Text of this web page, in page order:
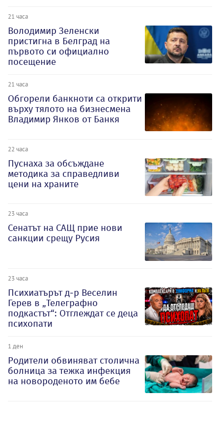
21 часа
Володимир Зеленски
пристигна в Белград на
първото си официално
посещение
21 часа
Обгорели банкноти са открити
върху тялото на бизнесмена
Владимир Янков от Банкя
22 часа
Пуснаха за обсъждане
методика за справедливи
цени на храните
23 часа
Сенатът на САЩ прие нови
санкции срещу Русия
23 часа
Психиатърът д-р Веселин
Герев в „Телеграфно
подкастът“: Отглеждат се деца
психопати
1 ден
Родители обвиняват столична
болница за тежка инфекция
на новороденото им бебе